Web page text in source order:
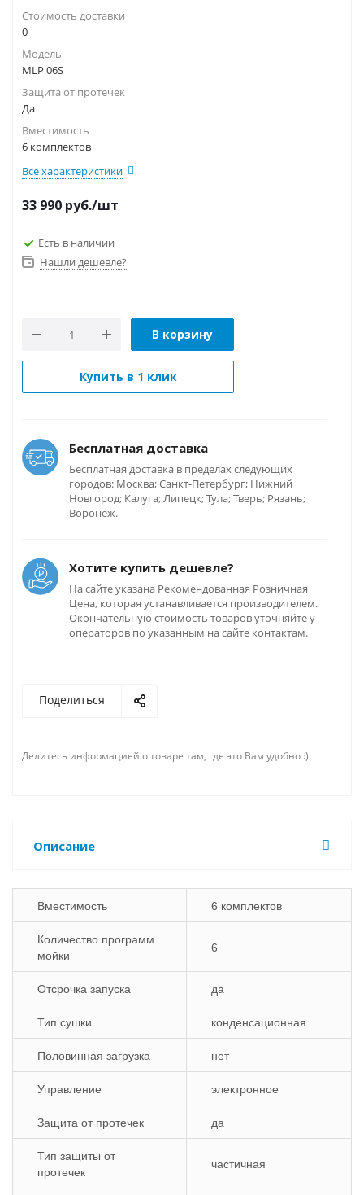
Стоимость доставки
0
Модель
MLP 06S
Защита от протечек
Да
Вместимость
6 комплектов
Все характеристики
33 990 руб./шт
Есть в наличии
Нашли дешевле?
В корзину
Купить в 1 клик
Бесплатная доставка
Бесплатная доставка в пределах следующих
городов: Москва; Санкт-Петербург; Нижний
Новгород; Калуга; Липецк; Тула; Тверь; Рязань;
Воронеж.
Хотите купить дешевле?
На сайте указана Рекомендованная Розничная
Цена, которая устанавливается производителем.
Окончательную стоимость товаров уточняйте у
операторов по указанным на сайте контактам.
Поделиться
Делитесь информацией о товаре там, где это Вам удобно :)
Описание
Вместимость 6 комплектов
Количество программ
мойки
6
Отсрочка запуска да
Тип сушки конденсационная
Половинная загрузка нет
Управление электронное
Защита от протечек да
Тип защиты от
протечек
частичная